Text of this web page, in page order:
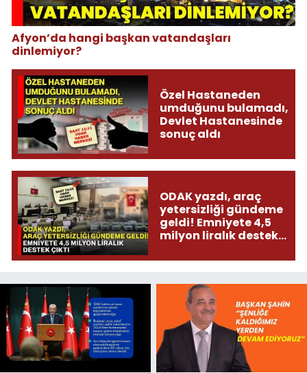
Afyon’da hangi başkan vatandaşları
dinlemiyor?
Özel Hastaneden
umduğunu bulamadı,
Devlet Hastanesinde
sonuç aldı
ODAK yazdı, araç
yetersizliği gündeme
geldi! Emniyete 4,5
milyon liralık destek